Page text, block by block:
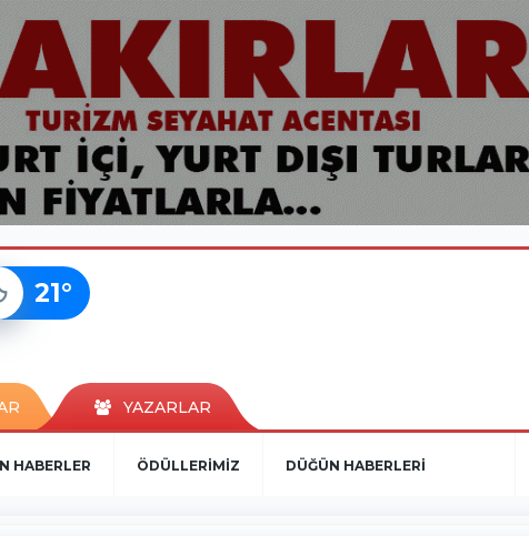
21°
YAZARLAR
HABERLER ÖDÜLLERİMİZ DÜĞÜN HABERLERİ